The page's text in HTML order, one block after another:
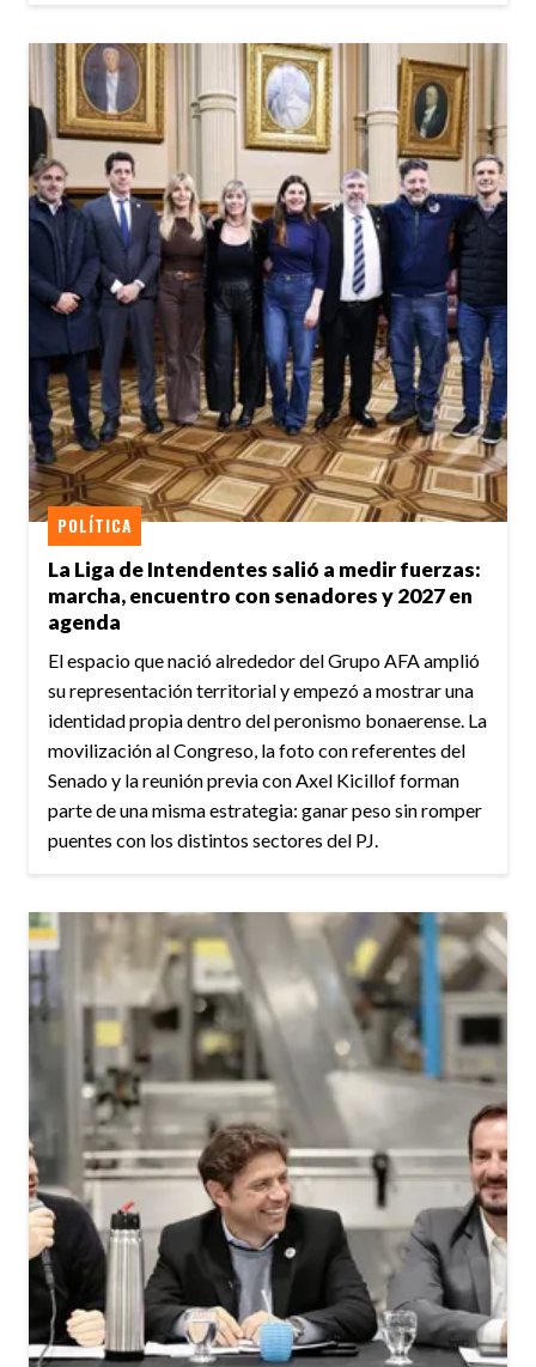
La Liga de Intendentes salió a medir fuerzas:
marcha, encuentro con senadores y 2027 en
agenda
POLÍTICA
El espacio que nació alrededor del Grupo AFA amplió
su representación territorial y empezó a mostrar una
identidad propia dentro del peronismo bonaerense. La
movilización al Congreso, la foto con referentes del
Senado y la reunión previa con Axel Kicillof forman
parte de una misma estrategia: ganar peso sin romper
puentes con los distintos sectores del PJ.